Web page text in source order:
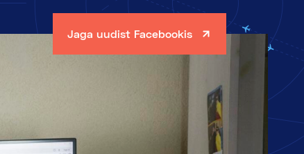
Jaga uudist Facebookis